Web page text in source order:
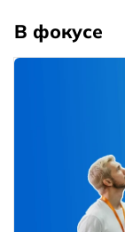
В фокусе